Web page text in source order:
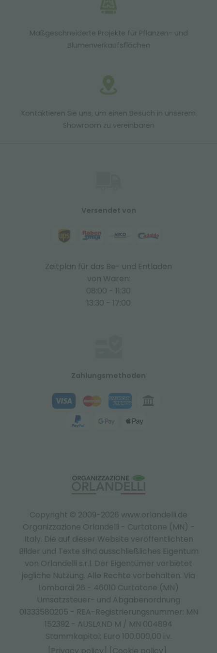
Maßgeschneiderte Projekte für Pflanzen- und
Blumenverkaufsflächen
Kontaktieren Sie uns, um einen Besuch in unserem
Showroom zu vereinbaren
Copyright © 2009-2026 www.orlandelli.de
Organizzazione Orlandelli - Curtatone (MN) -
Italy. Die auf dieser Website veröffentlichten
Bilder und Texte sind ausschließliches Eigentum
von Orlandelli s.r.l. Der Eigentümer verbietet
jegliche Nutzung. Alle Rechte vorbehalten. Via
Lombardi 26 - 46010 Curtatone (MN)
Umsatzsteuer- und Abgabenordnung
01333580205 - REA-Registrierungsnummer: MN
152392 - AUSLAND M / MN 004894
Stammkapital: Euro 100.000,00 i.v.
Versendet von
Zeitplan für das Be- und Entladen
von Waren:
08:00 - 11:30
13:30 - 17:00
Zahlungsmethoden